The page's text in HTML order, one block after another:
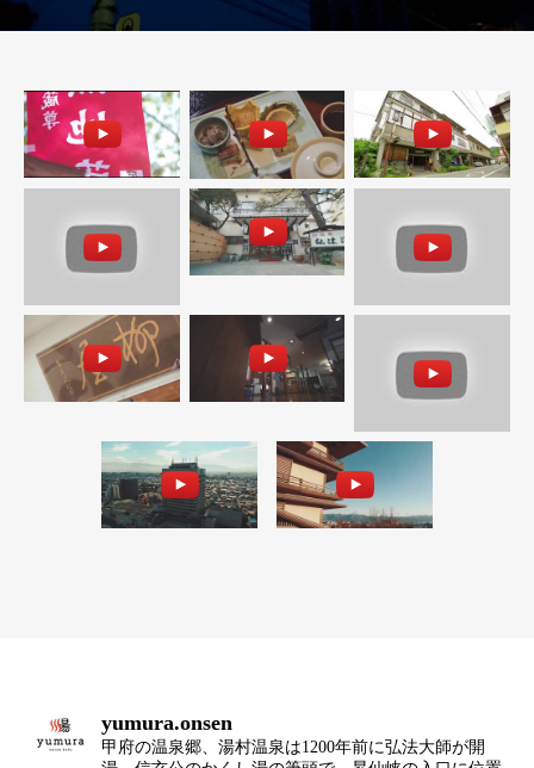
ホテル吉野【甲府湯村温泉】
美和田旅館【甲府湯村温泉】
6 years ago 杖温泉 弘法湯【甲府湯村温泉】
6 years ago
楽水園【甲府湯村温泉】
6 years ago
6 years ago
旅館明治【甲府湯村温泉】
6 years ago
6 years ago
6 years ago
常磐ホテル【甲府湯村温泉】
6 years ago
yumura.onsen
甲府の温泉郷、湯村温泉は1200年前に弘法大師が開